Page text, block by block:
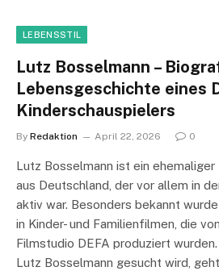
LEBENSSTIL
Lutz Bosselmann –
Lebensgeschichte eines
Kinderschauspielers
By Redaktion April 22, 2026 0
Lutz Bosselmann ist ein ehemaliger
aus Deutschland, der vor allem in
aktiv war. Besonders bekannt
in Kinder- und Familienfilmen, die
Filmstudio DEFA produziert
Lutz Bosselmann gesucht wird,